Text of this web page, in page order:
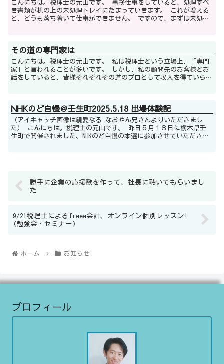
こんにちは。税理士の元山です。 事務仕事をしていると、処理すべ
き書類が机の上の未処理トレイにたまっていきます。 これが増える
と、どうも落ち着いて仕事ができません。 ですので、まずは未処理
その道の専門家は
こんにちは。税理士の元山です。 私は税理士という立場上、「専門
家」と言われることが多いです。 しかし、私の顧問先のお客様とお
話をしていると、皆様それぞれその道のプロとして収入を得ていらっ
NHKのど自慢＠壬生町2025.5.18 出場体験記
（アイキャッチ画像は親愛なる なおやん兄さんよりいただきまし
た） こんにちは。税理士の元山です。 昨日５月１８日に栃木県壬
生町で開催されました、NHKのど自慢の本選に参加させていただきま
勝手に企業の応援歌を作って、社長に聴いてもらいまし
た
9/21税理士によるfreee会計、オンライン個別レッスン!
(勉強会・セミナー)
ホーム お知らせ
プロフィール